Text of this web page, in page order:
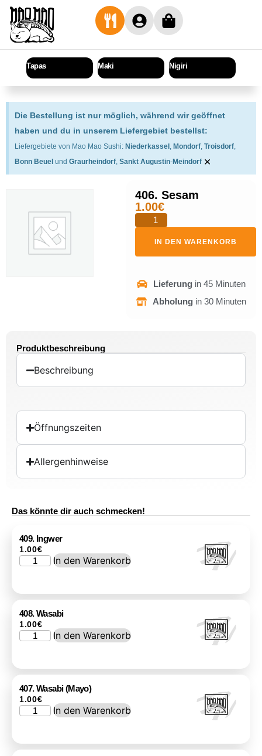
Tapas Maki Nigiri
Die Bestellung ist nur möglich, während wir geöffnet
haben und du in unserem Liefergebiet bestellst:
Liefergebiete von Mao Mao Sushi: Niederkassel , Mondorf, Troisdorf,
Bonn Beuel und Graurheindorf, Sankt Augustin-Meindorf ×
406. Sesam
1.00€
IN DEN WARENKORB
Lieferung in 45 Minuten
Abholung in 30 Minuten
Produktbeschreibung
Beschreibung
Öffnungszeiten
Allergenhinweise
Das könnte dir auch schmecken!
409. Ingwer
1.00€
In den Warenkorb
408. Wasabi
1.00€
In den Warenkorb
407. Wasabi (Mayo)
1.00€
In den Warenkorb